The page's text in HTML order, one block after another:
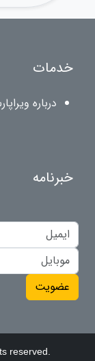
خدمات
درباره
خبرنامه
عضویت
reserved.